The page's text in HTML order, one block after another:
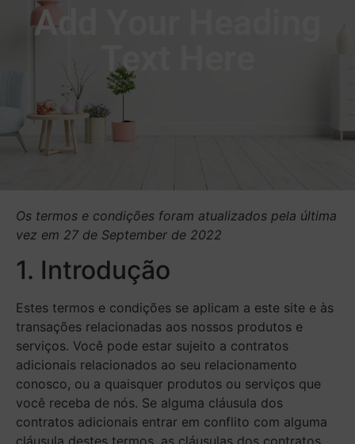
Add Your Heading
Text Here
Os termos e condições foram atualizados pela última
vez em 27 de September de 2022
1. Introdução
Estes termos e condições se aplicam a este site e às
transações relacionadas aos nossos produtos e
serviços. Você pode estar sujeito a contratos
adicionais relacionados ao seu relacionamento
conosco, ou a quaisquer produtos ou serviços que
você receba de nós. Se alguma cláusula dos
contratos adicionais entrar em conflito com alguma